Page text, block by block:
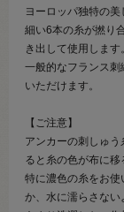
ヨーロッパ独特の美
細い6本の糸が撚り
き出して使用します。
一般的なフランス
いただけます。
【ご注意】
アンカーの刺しゅ
ると糸の色が布に移
特に濃色の糸をお
か、水に濡らさない